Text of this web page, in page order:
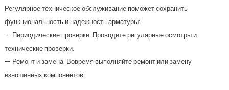
Регулярное техническое обслуживание поможет сохранить
функциональность и надежность арматуры:
— Периодические проверки: Проводите регулярные осмотры и
технические проверки.
— Ремонт и замена: Вовремя выполняйте ремонт или замену
изношенных компонентов.